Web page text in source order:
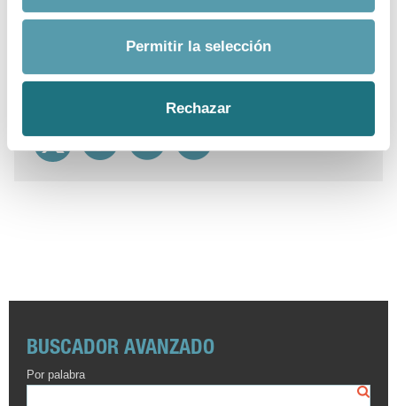
Permitir la selección
Rechazar
Departamento:Comunicación Farmaindustria
Correo Electrónico:prensa@farmaindustria.es
Teléfono:915 159 350
BUSCADOR AVANZADO
Por palabra